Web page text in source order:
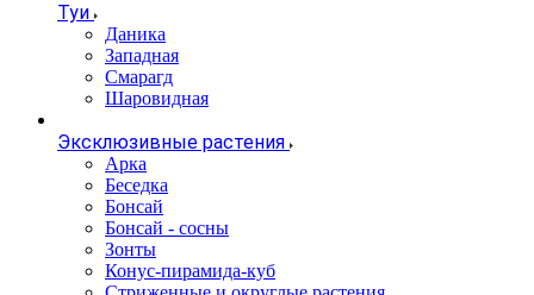
Туи
Даника
Западная
Смарагд
Шаровидная
Эксклюзивные растения
Арка
Беседка
Бонсай
Бонсай - сосны
Зонты
Конус-пирамида-куб